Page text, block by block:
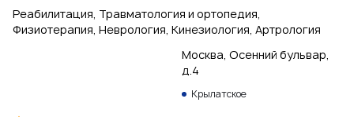
Реабилитация, Травматология и ортопедия,
Физиотерапия, Неврология, Кинезиология, Артрология
Москва, Осенний бульвар,
д.4
Крылатское